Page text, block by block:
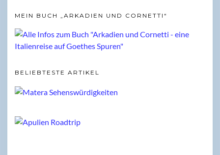
MEIN BUCH „ARKADIEN UND CORNETTI“
BELIEBTESTE ARTIKEL